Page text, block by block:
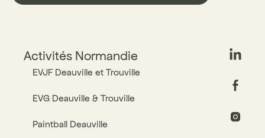
Activités Normandie
EVJF Deauville et Trouville
EVG Deauville & Trouville
Paintball Deauville